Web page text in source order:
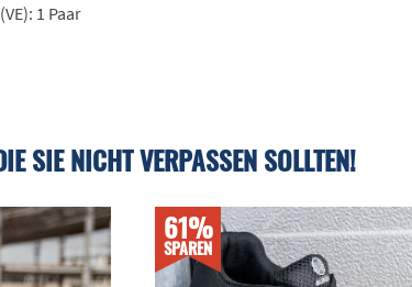
1 Paar
SIE NICHT VERPASSEN SOLLTEN!
61%
SPAREN